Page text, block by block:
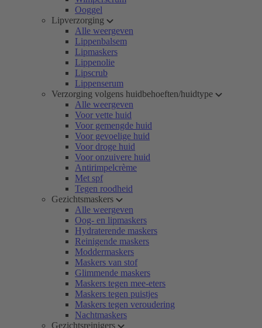
Ooggel
Lipverzorging
Alle weergeven
Lippenbalsem
Lipmaskers
Lippenolie
Lipscrub
Lippenserum
Verzorging volgens huidbehoeften/huidtype
Alle weergeven
Voor vette huid
Voor gemengde huid
Voor gevoelige huid
Voor droge huid
Voor onzuivere huid
Antirimpelcrème
Met spf
Tegen roodheid
Gezichtsmaskers
Alle weergeven
Oog- en lipmaskers
Hydraterende maskers
Reinigende maskers
Moddermaskers
Maskers van stof
Glimmende maskers
Maskers tegen mee-eters
Maskers tegen puistjes
Maskers tegen veroudering
Nachtmaskers
Gezichtsreinigers